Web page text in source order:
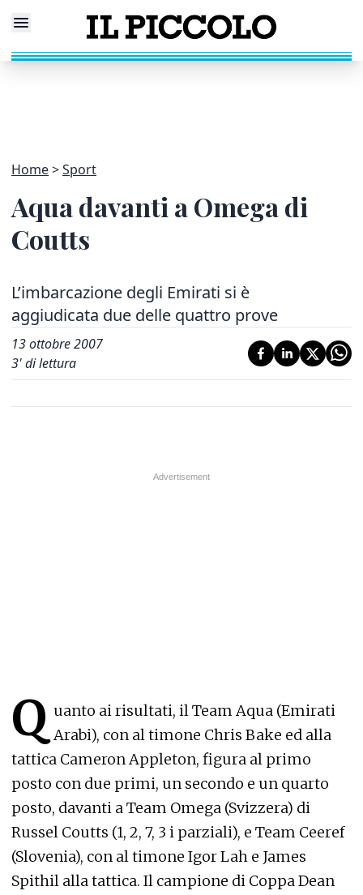
Home Sport
Aqua davanti a Omega di
Coutts
L’imbarcazione degli Emirati si è
aggiudicata due delle quattro prove
13 ottobre 2007
3' di lettura
Q uanto ai risultati, il Team Aqua (Emirati
Arabi), con al timone Chris Bake ed alla
tattica Cameron Appleton, figura al primo
posto con due primi, un secondo e un quarto
posto, davanti a Team Omega (Svizzera) di
Russel Coutts (1, 2, 7, 3 i parziali), e Team Ceeref
(Slovenia), con al timone Igor Lah e James
Spithil alla tattica. Il campione di Coppa Dean